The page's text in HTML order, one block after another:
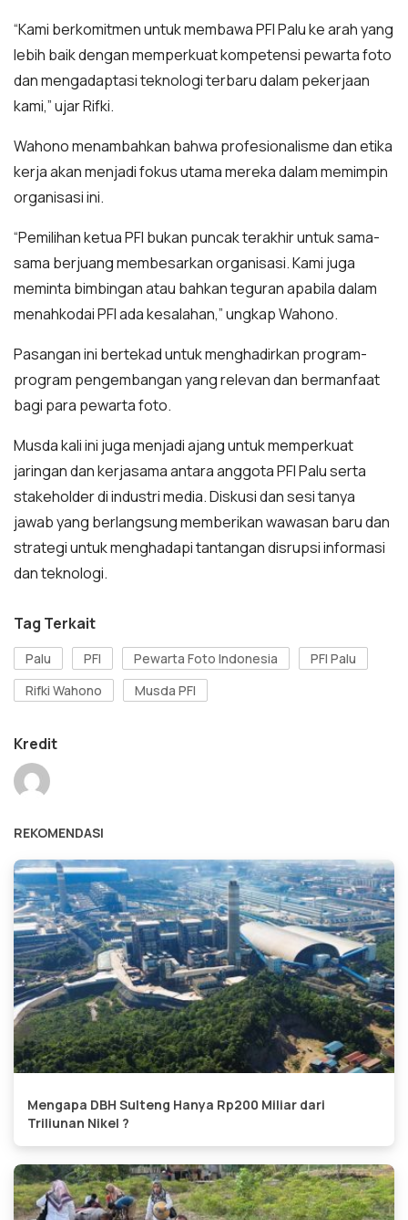
“Kami berkomitmen untuk membawa PFI Palu ke arah yang
lebih baik dengan memperkuat kompetensi pewarta foto
dan mengadaptasi teknologi terbaru dalam pekerjaan
kami,” ujar Rifki.
Wahono menambahkan bahwa profesionalisme dan etika
kerja akan menjadi fokus utama mereka dalam memimpin
organisasi ini.
“Pemilihan ketua PFI bukan puncak terakhir untuk sama-
sama berjuang membesarkan organisasi. Kami juga
meminta bimbingan atau bahkan teguran apabila dalam
menahkodai PFI ada kesalahan,” ungkap Wahono.
Pasangan ini bertekad untuk menghadirkan program-
program pengembangan yang relevan dan bermanfaat
bagi para pewarta foto.
Musda kali ini juga menjadi ajang untuk memperkuat
jaringan dan kerjasama antara anggota PFI Palu serta
stakeholder di industri media. Diskusi dan sesi tanya
jawab yang berlangsung memberikan wawasan baru dan
strategi untuk menghadapi tantangan disrupsi informasi
dan teknologi.
Tag Terkait
Palu PFI Pewarta Foto Indonesia
PFI Palu
Rifki Wahono
Musda PFI
Kredit
REKOMENDASI
Mengapa DBH Sulteng Hanya Rp200 Miliar dari
Triliunan Nikel ?